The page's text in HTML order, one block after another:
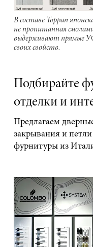
В составе Toppan
не пропитанная
выдерживают прямые
своих свойств.
Подбирайте
отделки и
Предлагаем
закрывания и
фурнитуры из